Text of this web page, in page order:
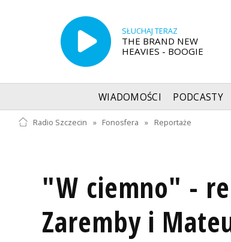
SŁUCHAJ TERAZ
THE BRAND NEW
HEAVIES - BOOGIE
WIADOMOŚCI PODCASTY
Radio Szczecin » Fonosfera » Reportaże
"W ciemno" -
Zaremby i